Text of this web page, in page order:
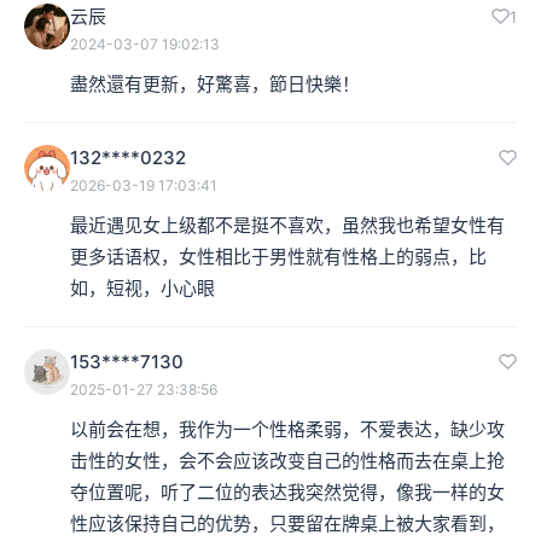
云辰 1
2024-03-07 19:02:13
盡然還有更新，好驚喜，節日快樂！
132****0232
2026-03-19 17:03:41
最近遇见女上级都不是挺不喜欢，虽然我也希望女性有
更多话语权，女性相比于男性就有性格上的弱点，比
如，短视，小心眼
153****7130
2025-01-27 23:38:56
以前会在想，我作为一个性格柔弱，不爱表达，缺少攻
击性的女性，会不会应该改变自己的性格而去在桌上抢
夺位置呢，听了二位的表达我突然觉得，像我一样的女
性应该保持自己的优势，只要留在牌桌上被大家看到，